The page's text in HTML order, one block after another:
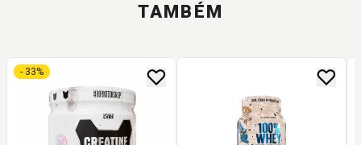
TAMBÉM
- 33%